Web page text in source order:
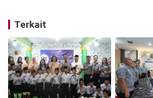
Terkait